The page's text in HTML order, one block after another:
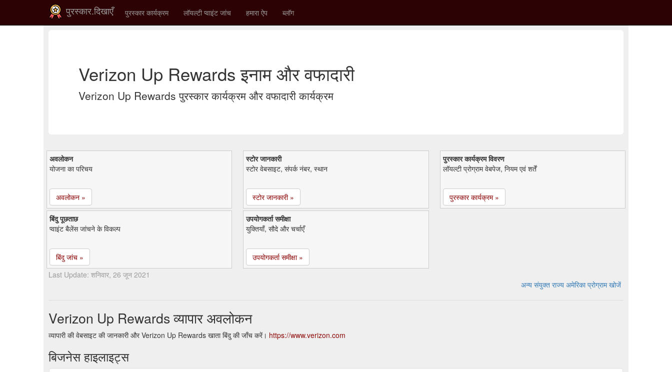
पुरस्कार.दिखाएँ पुरस्कार कार्यक्रम लॉयल्टी प्वाइंट जांच हमारा ऐप ब्लॉग
Verizon Up Rewards इनाम और वफादारी
Verizon Up Rewards पुरस्कार कार्यक्रम और वफादारी कार्यक्रम
अवलोकन
योजना का परिचय
अवलोकन »
स्टोर जानकारी
स्टोर वेबसाइट, संपर्क नंबर, स्थान
स्टोर जानकारी »
पुरस्कार कार्यक्रम विवरण
लॉयल्टी प्रोग्राम वेबपेज, नियम एवं शर्तें
पुरस्कार कार्यक्रम »
बिंदु पूछताछ
प्वाइंट बैलेंस जांचने के विकल्प
बिंदु जांच »
उपयोगकर्ता समीक्षा
युक्तियाँ, सौदे और चर्चाएँ
उपयोगकर्ता समीक्षा »
Last Update: शनिवार, 26 जून 2021
अन्य संयुक्त राज्य अमेरिका प्रोग्राम खोजें
Verizon Up Rewards व्यापार अवलोकन
व्यापारी की वेबसाइट की जानकारी और Verizon Up Rewards खाता बिंदु की जाँच करें। https://www.verizon.com
बिजनेस हाइलाइट्स